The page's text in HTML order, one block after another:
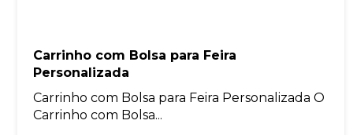
Carrinho com Bolsa para Feira
Personalizada
Carrinho com Bolsa para Feira Personalizada O
Carrinho com Bolsa...